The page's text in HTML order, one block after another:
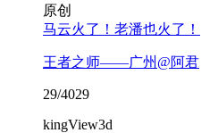
原创
马云火了！老潘也火了！
王者之师——广州@阿君
29/4029
kingView3d